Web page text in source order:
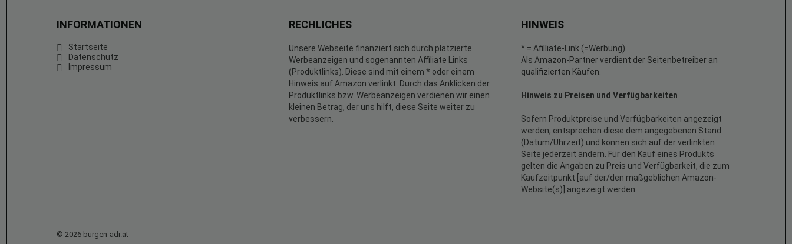
INFORMATIONEN
Startseite
Datenschutz
Impressum
RECHLICHES
Unsere Webseite finanziert sich durch platzierte
Werbeanzeigen und sogenannten Affiliate Links
(Produktlinks). Diese sind mit einem * oder einem
Hinweis auf Amazon verlinkt. Durch das Anklicken der
Produktlinks bzw. Werbeanzeigen verdienen wir einen
kleinen Betrag, der uns hilft, diese Seite weiter zu
verbessern.
HINWEIS
* = Afilliate-Link (=Werbung)
Als Amazon-Partner verdient der Seitenbetreiber an
qualifizierten Käufen.
Hinweis zu Preisen und Verfügbarkeiten
Sofern Produktpreise und Verfügbarkeiten angezeigt
werden, entsprechen diese dem angegebenen Stand
(Datum/Uhrzeit) und können sich auf der verlinkten
Seite jederzeit ändern. Für den Kauf eines Produkts
gelten die Angaben zu Preis und Verfügbarkeit, die zum
Kaufzeitpunkt [auf der/den maßgeblichen Amazon-
Website(s)] angezeigt werden.
© 2026 burgen-adi.at